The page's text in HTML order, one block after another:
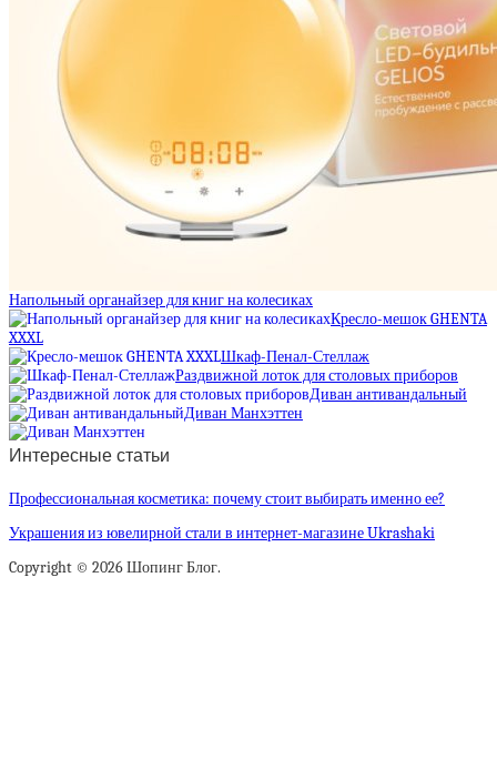
Напольный органайзер для книг на колесиках
Кресло-мешок GHENTA
XXXL
Шкаф-Пенал-Стеллаж
Раздвижной лоток для столовых приборов
Диван антивандальный
Диван Манхэттен
Интересные статьи
Профессиональная косметика: почему стоит выбирать именно ее?
Украшения из ювелирной стали в интернет-магазине Ukrashaki
Copyright © 2026 Шопинг Блог.